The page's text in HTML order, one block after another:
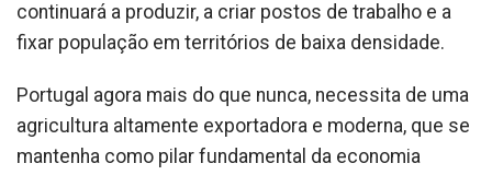
continuará a produzir, a criar postos de trabalho e a
fixar população em territórios de baixa densidade.
Portugal agora mais do que nunca, necessita de uma
agricultura altamente exportadora e moderna, que se
mantenha como pilar fundamental da economia